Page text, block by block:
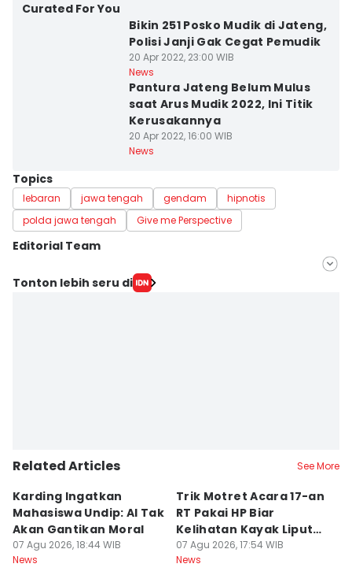
Curated For You
Bikin 251 Posko Mudik di Jateng,
Polisi Janji Gak Cegat Pemudik
20 Apr 2022, 23:00 WIB
News
Pantura Jateng Belum Mulus
saat Arus Mudik 2022, Ini Titik
Kerusakannya
20 Apr 2022, 16:00 WIB
News
Topics
lebaran jawa tengah gendam
hipnotis
polda jawa tengah
Give me Perspective
Editorial Team
Editor
Tonton lebih seru di
Related Articles See More
Karding Ingatkan
Mahasiswa Undip: AI Tak
Akan Gantikan Moral
07 Agu 2026, 18:44 WIB
News
Trik Motret Acara 17-an
RT Pakai HP Biar
Kelihatan Kayak Liputan
Festival Nasional
07 Agu 2026, 17:54 WIB
News